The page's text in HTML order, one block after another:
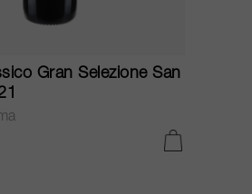
Gran Selezione San